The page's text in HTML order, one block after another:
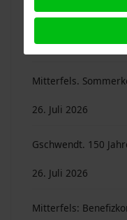
Von klein auf fit
03. August 2026
Mitterfels.
26. Juli 2026
Gschwendt. 150
26. Juli 2026
Mitterfels: